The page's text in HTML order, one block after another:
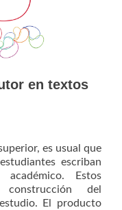
en textos
es usual que
escriban
Estos
del
El producto